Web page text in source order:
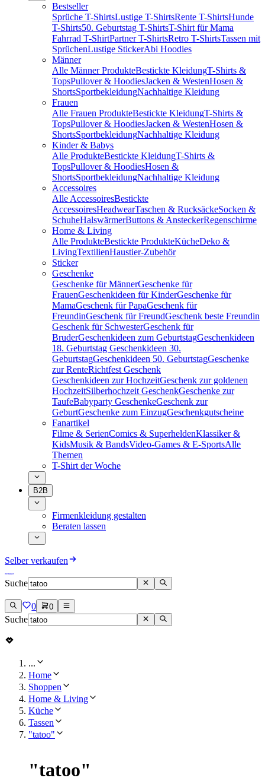
Bestseller
Sprüche T-ShirtsLustige T-ShirtsRente T-ShirtsHunde
T-Shirts50. Geburtstag T-ShirtsT-Shirt für Mama
Fahrrad T-ShirtPartner T-ShirtsRetro T-ShirtsTassen mit
SprüchenLustige StickerAbi Hoodies
Männer
Alle Männer ProdukteBestickte KleidungT-Shirts &
TopsPullover & HoodiesJacken & WestenHosen &
ShortsSportbekleidungNachhaltige Kleidung
Frauen
Alle Frauen ProdukteBestickte KleidungT-Shirts &
TopsPullover & HoodiesJacken & WestenHosen &
ShortsSportbekleidungNachhaltige Kleidung
Kinder & Babys
Alle ProdukteBestickte KleidungT-Shirts &
TopsPullover & HoodiesHosen &
ShortsSportbekleidungNachhaltige Kleidung
Accessoires
Alle AccessoiresBestickte
AccessoiresHeadwearTaschen & RucksäckeSocken &
SchuheHalswärmerButtons & AnsteckerRegenschirme
Home & Living
Alle ProdukteBestickte ProdukteKücheDeko &
LivingTextilienHaustier-Zubehör
Sticker
Geschenke
Geschenke für MännerGeschenke für
FrauenGeschenkideen für KinderGeschenke für
MamaGeschenk für PapaGeschenk für
FreundinGeschenk für FreundGeschenk beste Freundin
Geschenk für SchwesterGeschenk für
BruderGeschenkideen zum GeburtstagGeschenkideen
18. Geburtstag Geschenkideen 30.
GeburtstagGeschenkideen 50. GeburtstagGeschenke
zur RenteRichtfest Geschenk
Geschenkideen zur HochzeitGeschenk zur goldenen
HochzeitSilberhochzeit GeschenkGeschenke zur
TaufeBabyparty GeschenkeGeschenk zur
GeburtGeschenke zum EinzugGeschenkgutscheine
Fanartikel
Filme & SerienComics & SuperheldenKlassiker &
KidsMusik & BandsVideo-Games & E-SportsAlle
Themen
T-Shirt der Woche
B2B
Firmenkleidung gestalten
Beraten lassen
Selber verkaufen
Suche
0 0
Suche
...
Home
Shoppen
Home & Living
Küche
Tassen
"tatoo"
"tatoo"